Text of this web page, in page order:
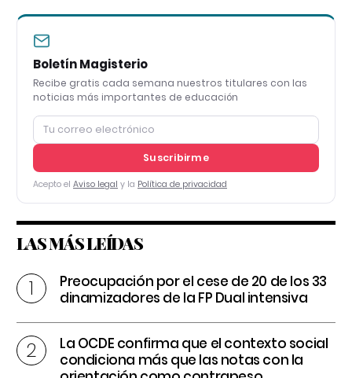
Boletín Magisterio
Recibe gratis cada semana nuestros titulares con las
noticias más importantes de educación
Suscribirme
Acepto el Aviso legal y la Política de privacidad
LAS MÁS LEÍDAS
Preocupación por el cese de 20 de los 33
dinamizadores de la FP Dual intensiva
La OCDE confirma que el contexto social
condiciona más que las notas con la